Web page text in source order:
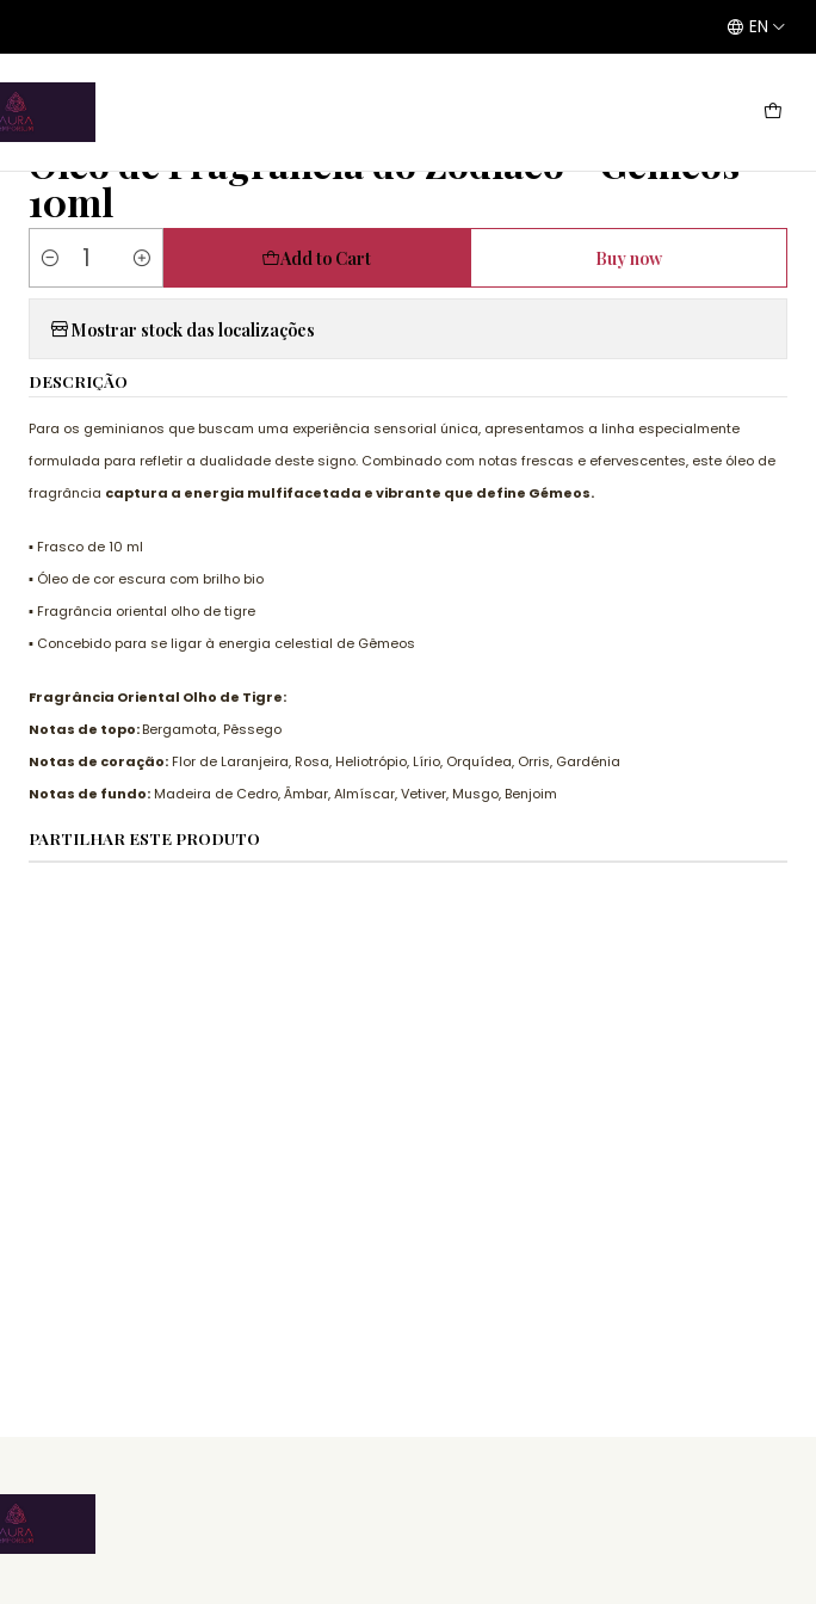
EN
Óleo de Fragrância do Zodíaco - Gémeos - 10ml
|
Óleo de Fragrância do Zodíaco - Gémeos -
10ml
Quantity
Add to Cart Buy now
Mostrar stock das localizações
DESCRIÇÃO
Para os geminianos que buscam uma experiência sensorial única, apresentamos a linha especialmente
formulada para refletir a dualidade deste signo. Combinado com notas frescas e efervescentes, este óleo de
fragrância captura a energia mulfifacetada e vibrante que define Gémeos.
▪️ Frasco de 10 ml
▪️ Óleo de cor escura com brilho bio
▪️ Fragrância oriental olho de tigre
▪️ Concebido para se ligar à energia celestial de Gêmeos
Fragrância Oriental Olho de Tigre:
Notas de topo:Bergamota, Pêssego
Notas de coração: Flor de Laranjeira, Rosa, Heliotrópio, Lírio, Orquídea, Orris, Gardénia
Notas de fundo: Madeira de Cedro, Âmbar, Almíscar, Vetiver, Musgo, Benjoim
PARTILHAR ESTE PRODUTO